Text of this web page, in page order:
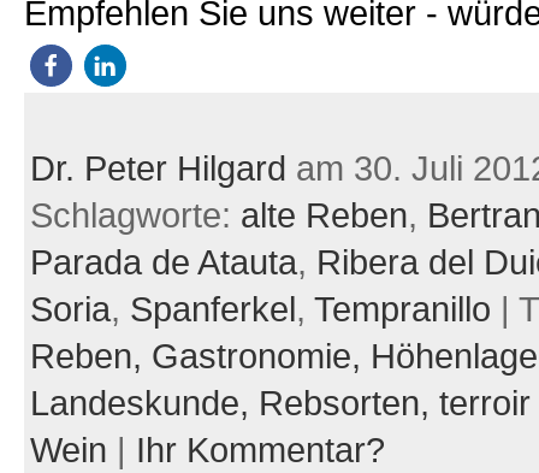
Empfehlen Sie uns weiter -
Dr. Peter Hilgard am 30. Juli
Schlagworte: alte Reben,
Parada de Atauta, Ribera del
Soria, Spanferkel , Tempranillo |
Reben, Gastronomie,
Landeskunde, Rebsorten, terroir
Wein
Ihr Kommentar?